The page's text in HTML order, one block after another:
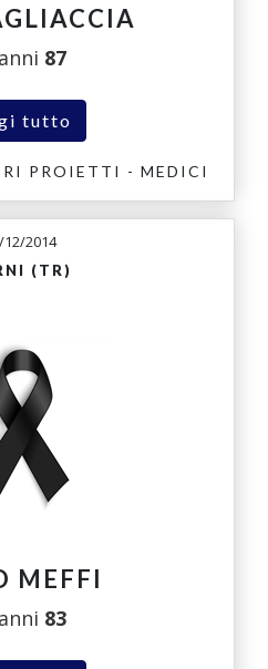
87
tutto
PROIETTI - MEDICI
12/2014
(TR)
MEFFI
83